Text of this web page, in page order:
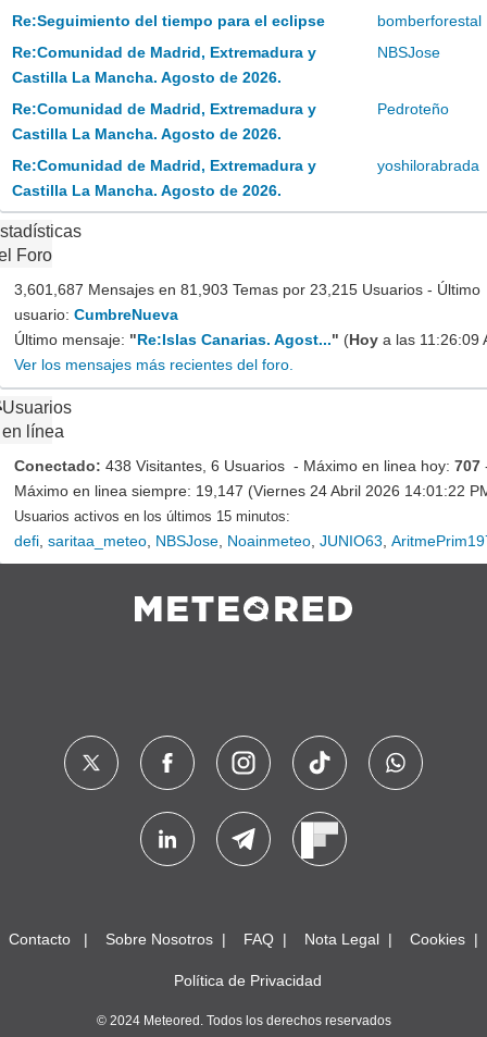
Re:Seguimiento del tiempo para el eclipse
bomberforestal
Re:Comunidad de Madrid, Extremadura y
Castilla La Mancha. Agosto de 2026.
NBSJose
Re:Comunidad de Madrid, Extremadura y
Castilla La Mancha. Agosto de 2026.
Pedroteño
Re:Comunidad de Madrid, Extremadura y
Castilla La Mancha. Agosto de 2026.
yoshilorabrada
Foro
3,601,687 Mensajes en 81,903 Temas por 23,215 Usuarios - Último
usuario: CumbreNueva
Último mensaje: "Re:Islas Canarias. Agost..." (Hoy a las 11:26:09
Ver los mensajes más recientes del foro.
Usuarios
en línea
Conectado: 438 Visitantes, 6 Usuarios - Máximo en linea hoy: 707
Máximo en linea siempre: 19,147 (Viernes 24 Abril 2026 14:01:22
Usuarios activos en los últimos 15 minutos:
defi saritaa_meteo NBSJose Noainmeteo JUNIO63
Contacto Sobre Nosotros FAQ Nota Legal Cookies
Política de Privacidad
© 2024 Meteored. Todos los derechos reservados